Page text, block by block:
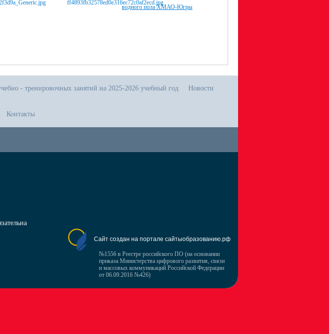
водного пола ХМАО-Югры
- тренировочных занятий на 2025-2026 учебный год Новости
Контакты
Сайт создан на портале сайтыобразованию.рф
№1556 в Реестре российского ПО (на основании
приказа Министерства цифрового развития, связи
и массовых коммуникаций Российской Федерации
от 06.09.2016 №426)